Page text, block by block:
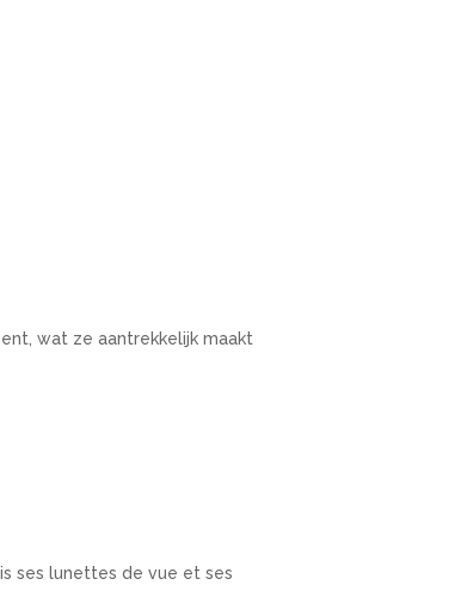
wat ze aantrekkelijk maakt
ses lunettes de vue et ses